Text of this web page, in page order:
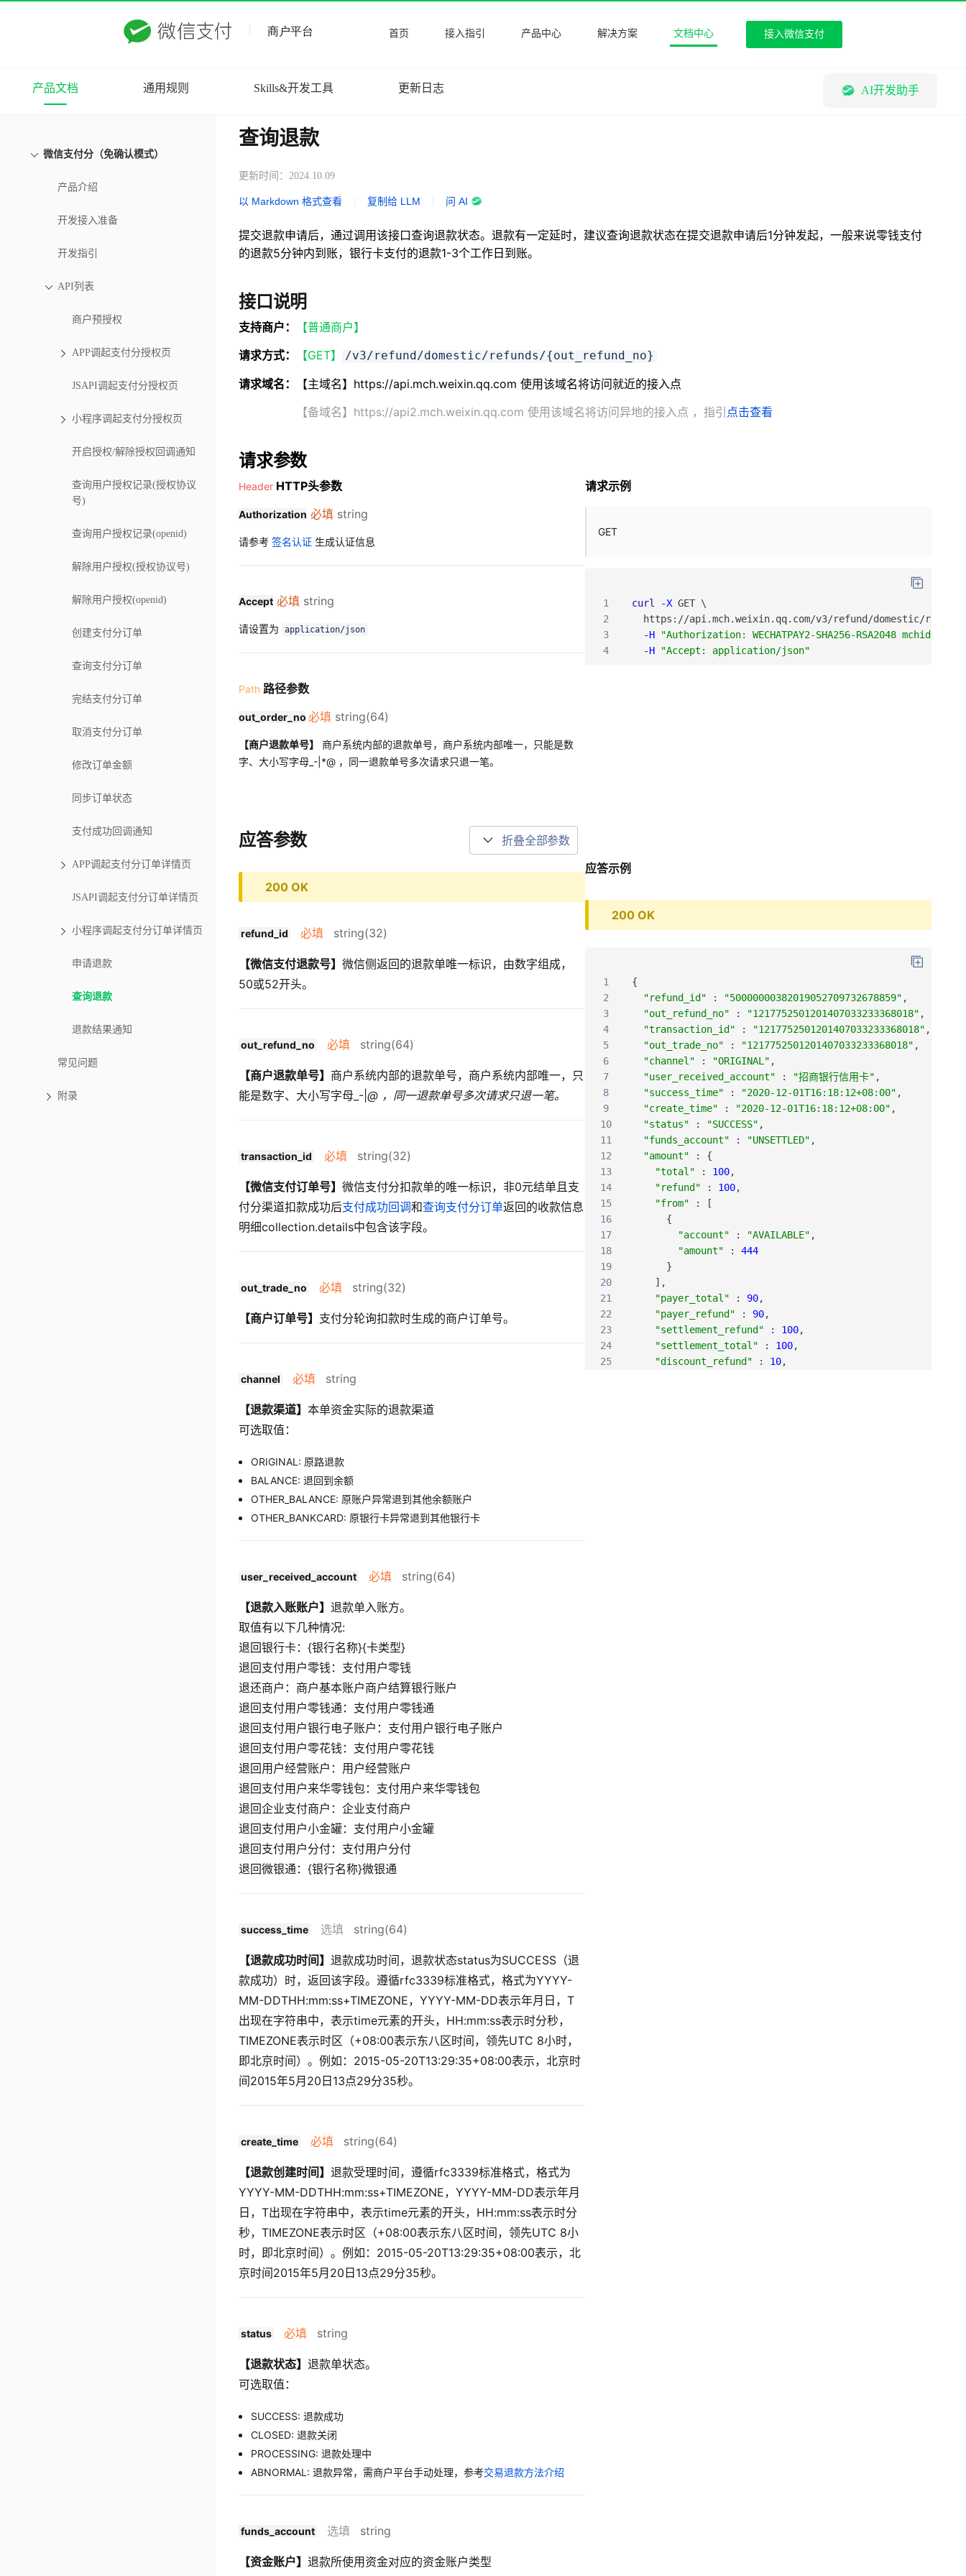
首页 接入指引 产品中心 解决方案 文档中心 接入微信支付
产品文档 通用规则 Skills&开发工具 更新日志 AI开发助手
微信支付分（免确认模式）
产品介绍
开发接入准备
开发指引
API列表
商户预授权
APP调起支付分授权页
JSAPI调起支付分授权页
小程序调起支付分授权页
开启授权/解除授权回调通知
查询用户授权记录(授权协议
号)
查询用户授权记录(openid)
解除用户授权(授权协议号)
解除用户授权(openid)
创建支付分订单
查询支付分订单
完结支付分订单
取消支付分订单
修改订单金额
同步订单状态
支付成功回调通知
APP调起支付分订单详情页
JSAPI调起支付分订单详情页
小程序调起支付分订单详情页
申请退款
查询退款
退款结果通知
常见问题
附录
查询退款
更新时间：2024.10.09
以 Markdown 格式查看 复制给 LLM 问 AI
提交退款申请后，通过调用该接口查询退款状态。退款有一定延时，建议查询退款状态在提交退款申请后1分钟发起，一般来说零钱支付
的退款5分钟内到账，银行卡支付的退款1-3个工作日到账。
接口说明
支持商户：
【普通商户】
请求方式：
【GET】 /v3/refund/domestic/refunds/{out_refund_no}
请求域名：
【主域名】https://api.mch.weixin.qq.com 使用该域名将访问就近的接入点
【备域名】https://api2.mch.weixin.qq.com 使用该域名将访问异地的接入点 ，指引 点击查看
请求参数
Header HTTP头参数
Authorization 必填 string
请参考 签名认证 生成认证信息
Accept 必填 string
请设置为 application/json
Path 路径参数
out_order_no 必填 string(64)
【商户退款单号】
商户系统内部的退款单号，商户系统内部唯一，只能是数
字、大小写字母_-|*@ ，同一退款单号多次请求只退一笔。
请求示例
GET
1 curl -X GET \
2
https : //api .mch.weixin.qq.com/v3/refund /domestic/refunds
3
-H
"Authorization: WECHATPAY2-SHA256-RSA2048
4
-H "Accept: application/json"
应答参数 折叠全部参数
200 OK
refund_id 必填 string(32)
【微信支付退款号】 微信侧返回的退款单唯一标识，由数字组成，
50或52开头。
out_refund_no 必填 string(64)
【商户退款单号】 商户系统内部的退款单号，商户系统内部唯一，只
能是数字、大小写字母_-| @ ，同一退款单号多次请求只退一笔。
transaction_id 必填 string(32)
【微信支付订单号】 微信支付分扣款单的唯一标识，非0元结单且支
付分渠道扣款成功后支付成功回调和查询支付分订单返回的收款信息
明细collection.details中包含该字段。
out_trade_no 必填 string(32)
【商户订单号】 支付分轮询扣款时生成的商户订单号。
channel 必填 string
【退款渠道】 本单资金实际的退款渠道
可选取值：
ORIGINAL: 原路退款
BALANCE: 退回到余额
OTHER_BALANCE: 原账户异常退到其他余额账户
OTHER_BANKCARD: 原银行卡异常退到其他银行卡
user_received_account 必填 string(64)
【退款入账账户】 退款单入账方。
取值有以下几种情况:
退回银行卡：{银行名称}{卡类型}
退回支付用户零钱：支付用户零钱
退还商户：商户基本账户商户结算银行账户
退回支付用户零钱通：支付用户零钱通
退回支付用户银行电子账户：支付用户银行电子账户
退回支付用户零花钱：支付用户零花钱
退回用户经营账户：用户经营账户
退回支付用户来华零钱包：支付用户来华零钱包
退回企业支付商户：企业支付商户
退回支付用户小金罐：支付用户小金罐
退回支付用户分付：支付用户分付
退回微银通：{银行名称}微银通
success_time 选填 string(64)
【退款成功时间】 退款成功时间，退款状态status为SUCCESS（退
款成功）时，返回该字段。遵循rfc3339标准格式，格式为YYYY-
MM-DDTHH:mm:ss+TIMEZONE，YYYY-MM-DD表示年月日，T
出现在字符串中，表示time元素的开头，HH:mm:ss表示时分秒，
TIMEZONE表示时区（+08:00表示东八区时间，领先UTC 8小时，
即北京时间）。例如：2015-05-20T13:29:35+08:00表示，北京时
间2015年5月20日13点29分35秒。
create_time 必填 string(64)
【退款创建时间】 退款受理时间，遵循rfc3339标准格式，格式为
YYYY-MM-DDTHH:mm:ss+TIMEZONE，YYYY-MM-DD表示年月
日，T出现在字符串中，表示time元素的开头，HH:mm:ss表示时分
秒，TIMEZONE表示时区（+08:00表示东八区时间，领先UTC 8小
时，即北京时间）。例如：2015-05-20T13:29:35+08:00表示，北
京时间2015年5月20日13点29分35秒。
status 必填 string
【退款状态】 退款单状态。
可选取值：
SUCCESS: 退款成功
CLOSED: 退款关闭
PROCESSING: 退款处理中
ABNORMAL: 退款异常，需商户平台手动处理，参考交易退款方法介绍
funds_account 选填 string
【资金账户】 退款所使用资金对应的资金账户类型
应答示例
200 OK
1
{
2
"refund_id" : "50000000382019052709732678859" ,
3
"out_refund_no" : "1217752501201407033233368018" ,
4
"transaction_id" : "1217752501201407033233368018" ,
5
"out_trade_no" : "1217752501201407033233368018" ,
6
"channel" : "ORIGINAL" ,
7
"user_received_account" : "招商银行信用卡" ,
8
"success_time" : "2020-12-01T16:18:12+08:00" ,
9
"create_time" : "2020-12-01T16:18:12+08:00" ,
10
"status" : "SUCCESS" ,
11
"funds_account" : "UNSETTLED" ,
12
"amount" :
{
13
"total" : 100,
14
"refund" : 100,
15
"from" :
[
16
{
17
"account" : "AVAILABLE" ,
18
"amount" :
444
19
}
20
] ,
21
"payer_total" : 90,
22
"payer_refund" : 90,
23
"settlement_refund" : 100,
24
"settlement_total" : 100,
25
"discount_refund" : 10,